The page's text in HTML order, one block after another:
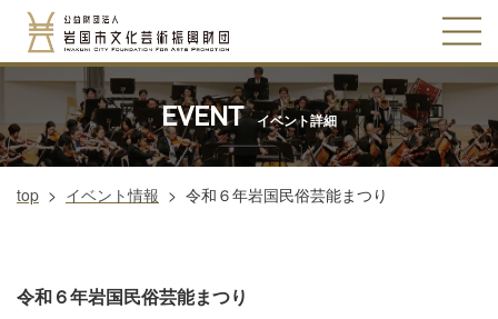
EVENT イベント詳細
top > イベント情報 > 令和６年岩国民俗芸能まつり
令和６年岩国民俗芸能まつり